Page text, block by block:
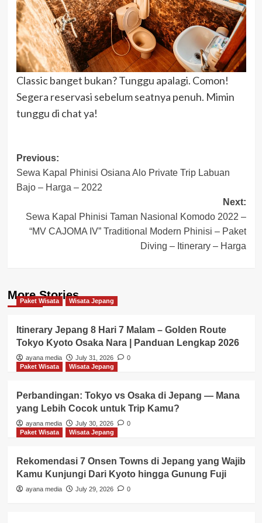
Classic banget bukan? Tunggu apalagi. Comon!
Segera reservasi sebelum seatnya penuh. Mimin
tunggu di chat ya!
Post
navigation
Previous:
Sewa Kapal Phinisi Osiana Alo Private Trip Labuan
Bajo – Harga – 2022
Next:
Sewa Kapal Phinisi Taman Nasional Komodo 2022 –
“MV CAJOMA IV” Traditional Modern Phinisi – Paket
Diving – Itinerary – Harga
More Stories
Paket Wisata Wisata Jepang
Itinerary Jepang 8 Hari 7 Malam – Golden Route
Tokyo Kyoto Osaka Nara | Panduan Lengkap 2026
ayana media July 31, 2026
0
Paket Wisata
Wisata Jepang
Perbandingan: Tokyo vs Osaka di Jepang — Mana
yang Lebih Cocok untuk Trip Kamu?
ayana media July 30, 2026
0
Paket Wisata
Wisata Jepang
Rekomendasi 7 Onsen Towns di Jepang yang Wajib
Kamu Kunjungi Dari Kyoto hingga Gunung Fuji
ayana media July 29, 2026 0